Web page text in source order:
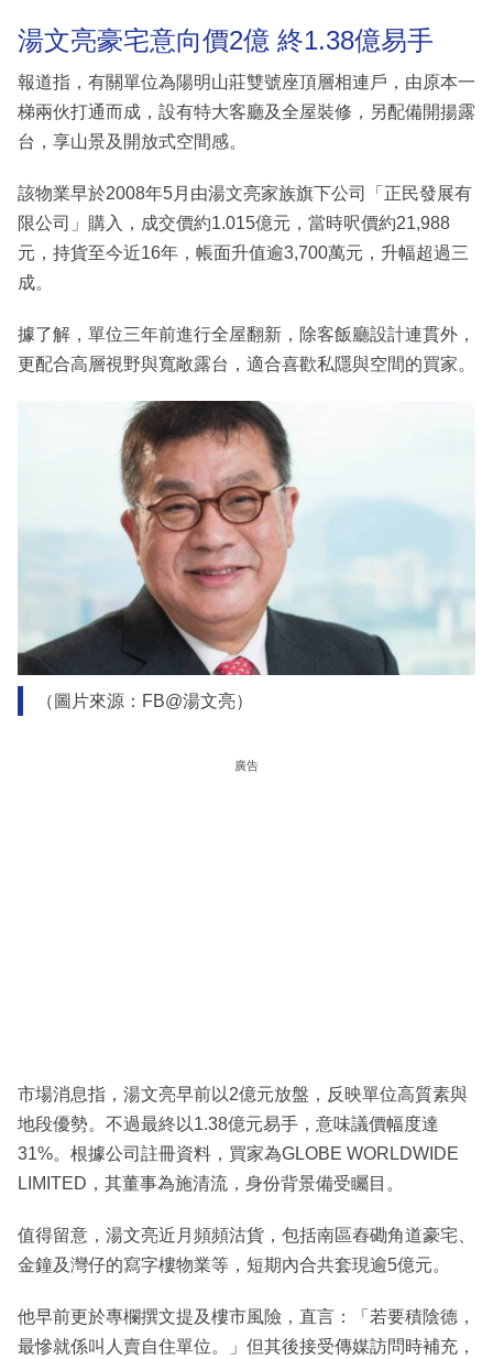
湯文亮豪宅意向價2億 終1.38億易手
報道指，有關單位為陽明山莊雙號座頂層相連戶，由原本一
梯兩伙打通而成，設有特大客廳及全屋裝修，另配備開揚露
台，享山景及開放式空間感。
該物業早於2008年5月由湯文亮家族旗下公司「正民發展有
限公司」購入，成交價約1.015億元，當時呎價約21,988
元，持貨至今近16年，帳面升值逾3,700萬元，升幅超過三
成。
據了解，單位三年前進行全屋翻新，除客飯廳設計連貫外，
更配合高層視野與寬敞露台，適合喜歡私隱與空間的買家。
（圖片來源：FB@湯文亮）
廣告
市場消息指，湯文亮早前以2億元放盤，反映單位高質素與
地段優勢。不過最終以1.38億元易手，意味議價幅度達
31%。根據公司註冊資料，買家為GLOBE WORLDWIDE
LIMITED，其董事為施清流，身份背景備受矚目。
值得留意，湯文亮近月頻頻沽貨，包括南區舂磡角道豪宅、
金鐘及灣仔的寫字樓物業等，短期內合共套現逾5億元。
他早前更於專欄撰文提及樓市風險，直言：「若要積陰德，
最慘就係叫人賣自住單位。」但其後接受傳媒訪問時補充，